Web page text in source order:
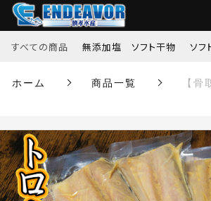
すべての商品 無添加塩 ソフト干物 ソフ
ホーム 商品一覧 【
【骨取り個包装】 骨取り
￥3,780（税込）
無添加塩 ソフト干
ソフト干物味噌漬
子カテゴリ